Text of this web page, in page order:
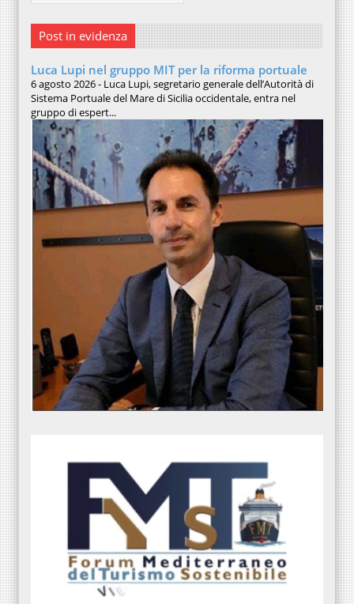
Post in evidenza
Luca Lupi nel gruppo MIT per la riforma portuale
6 agosto 2026 - Luca Lupi, segretario generale dell’Autorità di
Sistema Portuale del Mare di Sicilia occidentale, entra nel
gruppo di espert...